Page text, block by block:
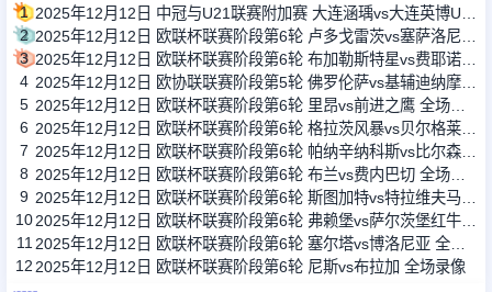
1
2
3
4
5
6
7
8
9
10
11
12 2025年12月12日 欧联杯联赛阶段第6轮 尼斯vs布拉加 全场录像